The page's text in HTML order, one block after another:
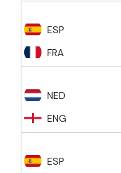
ESP
FRA
NED
ENG
ESP